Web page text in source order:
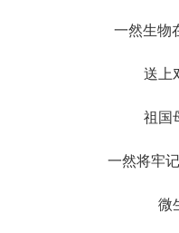
一然生物
送上
祖国
一然将牢
微